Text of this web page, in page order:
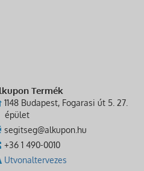
Termék
1148 Budapest, Fogarasi út 5. 27.
épület
segitseg@alkupon.hu
+36 1 490-0010
Utvonaltervezes